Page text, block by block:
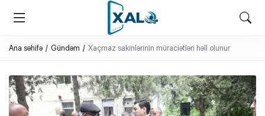
XALQ.ONLINE
ONLAYN PLATFORMA
Ana səhifə Gündəm Xaçmaz sakinlərinin müraciətləri həll olunur